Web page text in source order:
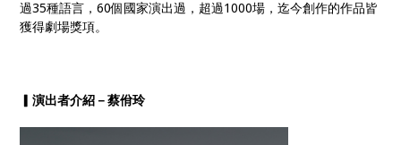
過35種語言，60個國家演出過，超過1000場，迄今創作的作品皆
獲得劇場獎項。
▎演出者介紹－蔡佾玲